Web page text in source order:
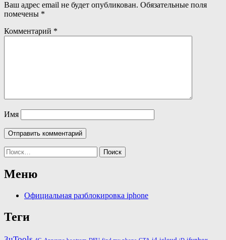
Ваш адрес email не будет опубликован. Обязательные поля
помечены *
Комментарий *
Имя
Найти:
Меню
Официальная разблокировка iphone
Теги